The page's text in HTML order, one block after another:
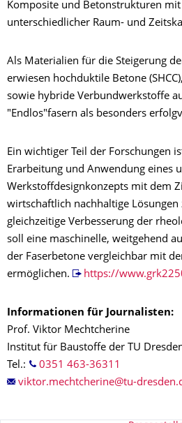
Komposite und Betonstrukturen
unterschiedlicher Raum- und
Als Materialien für die Steigerung
erwiesen hochduktile Betone
sowie hybride Verbundwerkstoffe
"Endlos"fasern als besonders
Ein wichtiger Teil der Forschungen
Erarbeitung und Anwendung eines
Werkstoffdesignkonzepts mit dem
wirtschaftlich nachhaltige Lösungen
gleichzeitige Verbesserung der
soll eine maschinelle, weitgehend
der Faserbetone vergleichbar mit
ermöglichen.
https://
Informationen für Journalisten:
Prof. Viktor Mechtcherine
Institut für Baustoffe der TU
Tel.:
0351 463-36311